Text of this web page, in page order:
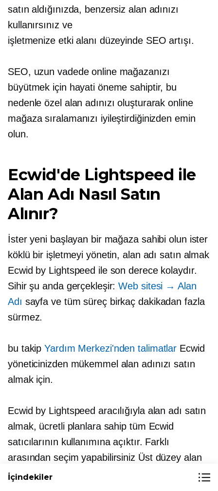
satın aldığınızda, benzersiz alan adınızı
kullanırsınız ve
işletmenize etki alanı düzeyindeSEO artışı.
SEO, uzun vadede online mağazanızı
büyütmek için hayati öneme sahiptir, bu
nedenle özel alan adınızı oluşturarak online
mağaza sıralamanızı iyileştirdiğinizden emin
olun.
Ecwid'de Lightspeed ile
Alan Adı Nasıl Satın
Alınır?
İster yeni başlayan bir mağaza sahibi olun ister
köklü bir işletmeyi yönetin, alan adı satın almak
Ecwid by Lightspeed ile son derece kolaydır.
Sihir şu anda gerçekleşir:Web sitesi → Alan
Adı sayfa ve tüm süreç birkaç dakikadan fazla
sürmez.
bu takipYardım Merkezi'nden talimatlar Ecwid
yöneticinizden mükemmel alan adınızı satın
almak için.
Ecwid by Lightspeed aracılığıyla alan adı satın
almak, ücretli planlara sahip tüm Ecwid
satıcılarının kullanımına açıktır. Farklı
arasından seçim yapabilirsiniz Üst düzey alan
adları (en popüler .com dahil)
İçindekiler